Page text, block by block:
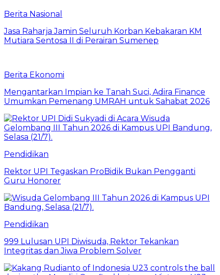
Berita Nasional
Jasa Raharja Jamin Seluruh Korban Kebakaran KM
Mutiara Sentosa II di Perairan Sumenep
Berita Ekonomi
Mengantarkan Impian ke Tanah Suci, Adira Finance
Umumkan Pemenang UMRAH untuk Sahabat 2026
Pendidikan
Rektor UPI Tegaskan ProBidik Bukan Pengganti
Guru Honorer
Pendidikan
999 Lulusan UPI Diwisuda, Rektor Tekankan
Integritas dan Jiwa Problem Solver